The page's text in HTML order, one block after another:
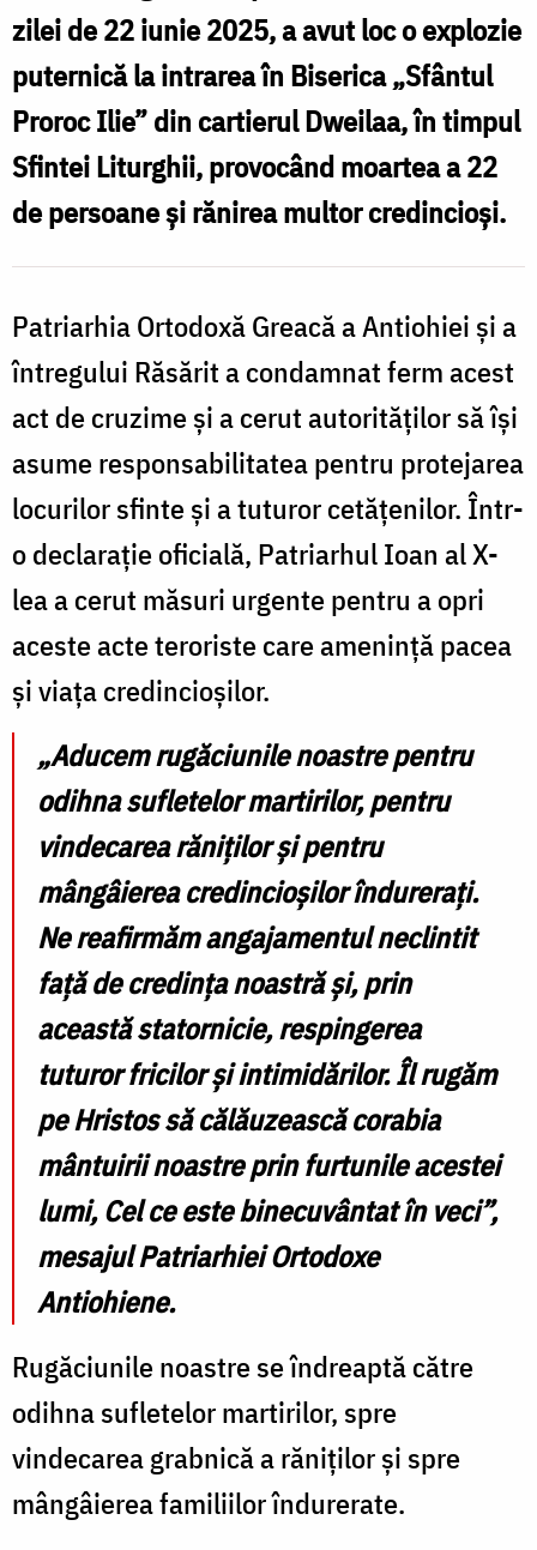
zilei de 22 iunie 2025, a avut loc o explozie
puternică la intrarea în Biserica „Sfântul
Proroc Ilie” din cartierul Dweilaa, în timpul
Sfintei Liturghii, provocând moartea a 22
de persoane și rănirea multor credincioși.
Patriarhia Ortodoxă Greacă a Antiohiei și a
întregului Răsărit a condamnat ferm acest
act de cruzime și a cerut autorităților să își
asume responsabilitatea pentru protejarea
locurilor sfinte și a tuturor cetățenilor. Într-
o declarație oficială, Patriarhul Ioan al X-
lea a cerut măsuri urgente pentru a opri
aceste acte teroriste care amenință pacea
și viața credincioșilor.
„Aducem rugăciunile noastre pentru
odihna sufletelor martirilor, pentru
vindecarea răniților și pentru
mângâierea credincioșilor îndurerați.
Ne reafirmăm angajamentul neclintit
față de credința noastră și, prin
această statornicie, respingerea
tuturor fricilor și intimidărilor. Îl rugăm
pe Hristos să călăuzească corabia
mântuirii noastre prin furtunile acestei
lumi, Cel ce este binecuvântat în veci”,
mesajul Patriarhiei Ortodoxe
Antiohiene.
Rugăciunile noastre se îndreaptă către
odihna sufletelor martirilor, spre
vindecarea grabnică a răniților și spre
mângâierea familiilor îndurerate.